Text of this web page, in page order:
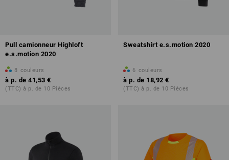
Pull camionneur Highloft
e.s.motion 2020
8 couleurs
à p. de 41,53 €
(TTC) à p. de 10 Pièces
Sweatshirt e.s.motion 2020
6 couleurs
à p. de 18,92 €
(TTC) à p. de 10 Pièces